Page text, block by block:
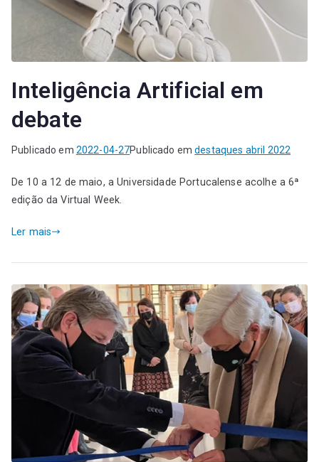
Inteligência Artificial em
debate
Publicado em 2022-04-27Publicado emdestaques abril 2022
De 10 a 12 de maio, a Universidade Portucalense acolhe a 6ª
edição da Virtual Week.
Ler mais